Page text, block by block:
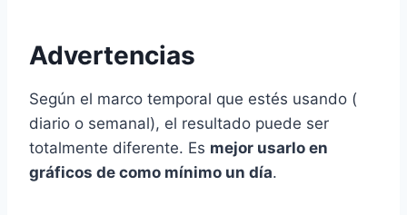
Advertencias
Según el marco temporal que estés usando (
diario o semanal), el resultado puede ser
totalmente diferente. Es mejor usarlo en
gráficos de como mínimo un día.